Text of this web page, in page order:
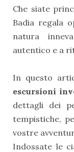
Che siate
Badia regala
natura
autentico e a
In questo
escursioni
dettagli dei
tempistiche,
vostre
Indossate le